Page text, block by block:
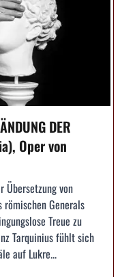
DER
Oper von
Übersetzung von
römischen Generals
Treue zu
Tarquinius fühlt sich
auf Lukre...